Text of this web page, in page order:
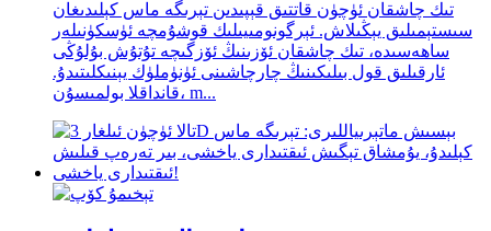
تىك چاشقان ئۈچۈن قاتتىق قېپىدىن تېرىگە ماس كېلىدىغان
سىستېمىلىق يېڭىلاش. ئېرگونومىيىلىك قوشۇمچە ئۈسكۈنىلەر
ساھەسىدە، تىك چاشقان ئۆزىنىڭ ئۆزگىچە تۇتۇش بۇلۇڭى
ئارقىلىق قول بىلىكىنىڭ چارچاشىنى ئۈنۈملۈك يېنىكلىتىدۇ.
قانداقلا بولمىسۇن، m...